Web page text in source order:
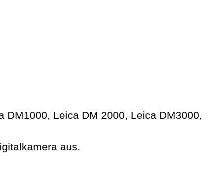
Leica DM 2000, Leica DM3000,
aus.